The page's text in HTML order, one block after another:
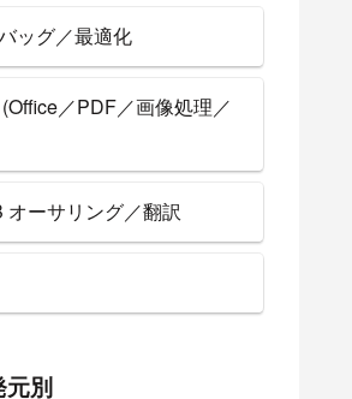
ッグ／最適化
／PDF／画像処理／
オーサリング／翻訳
元別